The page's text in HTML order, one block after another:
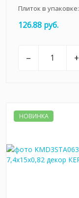
Плиток в упаковке:
126.88 руб.
– +
НОВИНКА